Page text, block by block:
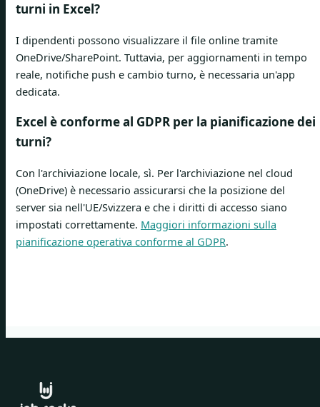
turni in Excel?
I dipendenti possono visualizzare il file online tramite
OneDrive/SharePoint. Tuttavia, per aggiornamenti in tempo
reale, notifiche push e cambio turno, è necessaria un'app
dedicata.
Excel è conforme al GDPR per la pianificazione dei
turni?
Con l'archiviazione locale, sì. Per l'archiviazione nel cloud
(OneDrive) è necessario assicurarsi che la posizione del
server sia nell'UE/Svizzera e che i diritti di accesso siano
impostati correttamente. Maggiori informazioni sulla
pianificazione operativa conforme al GDPR.